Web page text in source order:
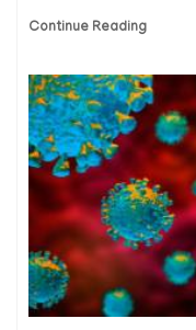
Continue Reading